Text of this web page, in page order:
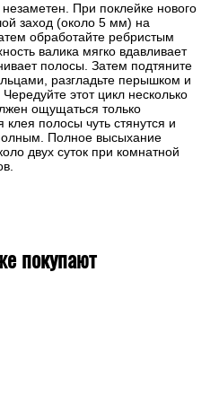
При поклейке нового
заход (около 5 мм) на
обработайте ребристым
валика мягко вдавливает
полосы. Затем подтяните
разгладьте перышком и
этот цикл несколько
ощущаться только
полосы чуть стянутся и
Полное высыхание
двух суток при комнатной
покупают